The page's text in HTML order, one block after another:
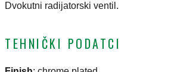
Dvokutni radijatorski ventil.
TEHNIČKI PODATCI